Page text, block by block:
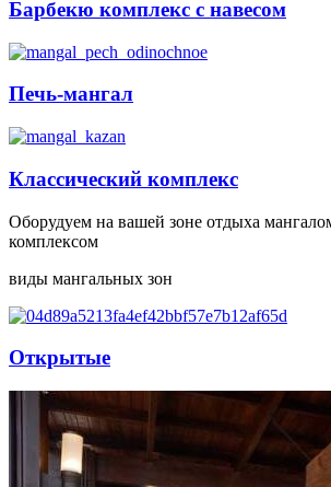
Барбекю комплекс с навесом
Печь-мангал
Классический комплекс
Оборудуем на вашей зоне отдыха
комплексом
виды мангальных зон
Открытые